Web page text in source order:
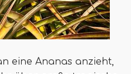
eine Ananas anzieht,